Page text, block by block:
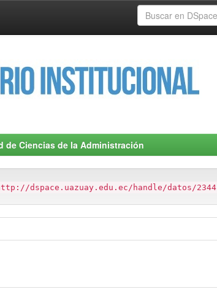
de Ciencias de la Administración
dspace.uazuay.edu.ec/handle/datos/2344